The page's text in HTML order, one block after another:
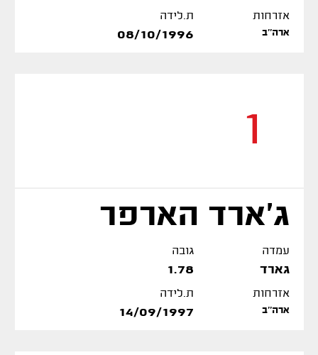
אזרחות
ארה''ב
ת.לידה
08/10/1996
1
ג'ארד הארפר
עמדה
גארד
גובה
1.78
אזרחות
ארה''ב
ת.לידה
14/09/1997